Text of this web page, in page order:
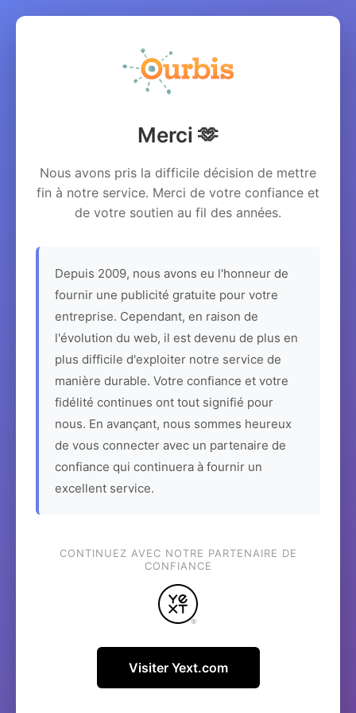
Merci 🫶
Nous avons pris la difficile décision de mettre
fin à notre service. Merci de votre confiance et
de votre soutien au fil des années.
Depuis 2009, nous avons eu l'honneur de
fournir une publicité gratuite pour votre
entreprise. Cependant, en raison de
l'évolution du web, il est devenu de plus en
plus difficile d'exploiter notre service de
manière durable. Votre confiance et votre
fidélité continues ont tout signifié pour
nous. En avançant, nous sommes heureux
de vous connecter avec un partenaire de
confiance qui continuera à fournir un
excellent service.
CONTINUEZ AVEC NOTRE PARTENAIRE DE
CONFIANCE
Visiter Yext.com